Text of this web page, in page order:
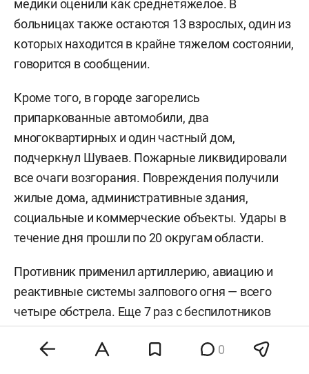
медики оценили как среднетяжелое. В
больницах также остаются 13 взрослых, один из
которых находится в крайне тяжелом состоянии,
говорится в сообщении.
Кроме того, в городе загорелись
припаркованные автомобили, два
многоквартирных и один частный дом,
подчеркнул Шуваев. Пожарные ликвидировали
все очаги возгорания. Повреждения получили
жилые дома, административные здания,
социальные и коммерческие объекты. Удары в
течение дня прошли по 20 округам области.
Противник применил артиллерию, авиацию и
реактивные системы залпового огня — всего
четыре обстрела. Еще 7 раз с беспилотников
сбросили взрывные устройства. Расчеты ПВО
сбили и подавили 162 вражеских дрона.
0